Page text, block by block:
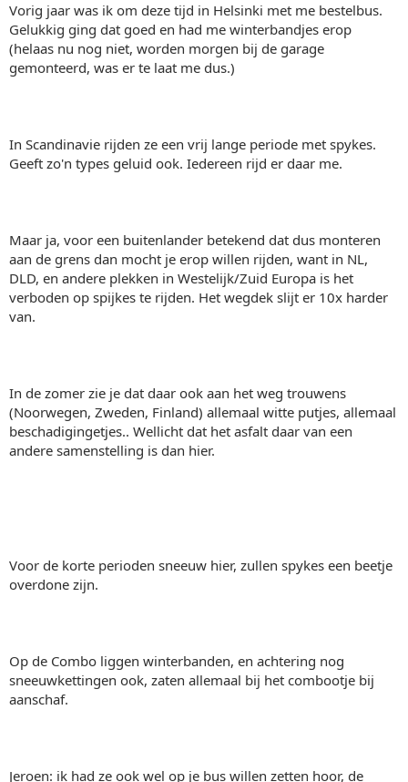
Vorig jaar was ik om deze tijd in Helsinki met me bestelbus.
Gelukkig ging dat goed en had me winterbandjes erop
(helaas nu nog niet, worden morgen bij de garage
gemonteerd, was er te laat me dus.)
In Scandinavie rijden ze een vrij lange periode met spykes.
Geeft zo'n types geluid ook. Iedereen rijd er daar me.
Maar ja, voor een buitenlander betekend dat dus monteren
aan de grens dan mocht je erop willen rijden, want in NL,
DLD, en andere plekken in Westelijk/Zuid Europa is het
verboden op spijkes te rijden. Het wegdek slijt er 10x harder
van.
In de zomer zie je dat daar ook aan het weg trouwens
(Noorwegen, Zweden, Finland) allemaal witte putjes, allemaal
beschadigingetjes.. Wellicht dat het asfalt daar van een
andere samenstelling is dan hier.
Voor de korte perioden sneeuw hier, zullen spykes een beetje
overdone zijn.
Op de Combo liggen winterbanden, en achtering nog
sneeuwkettingen ook, zaten allemaal bij het combootje bij
aanschaf.
Jeroen: ik had ze ook wel op je bus willen zetten hoor, de